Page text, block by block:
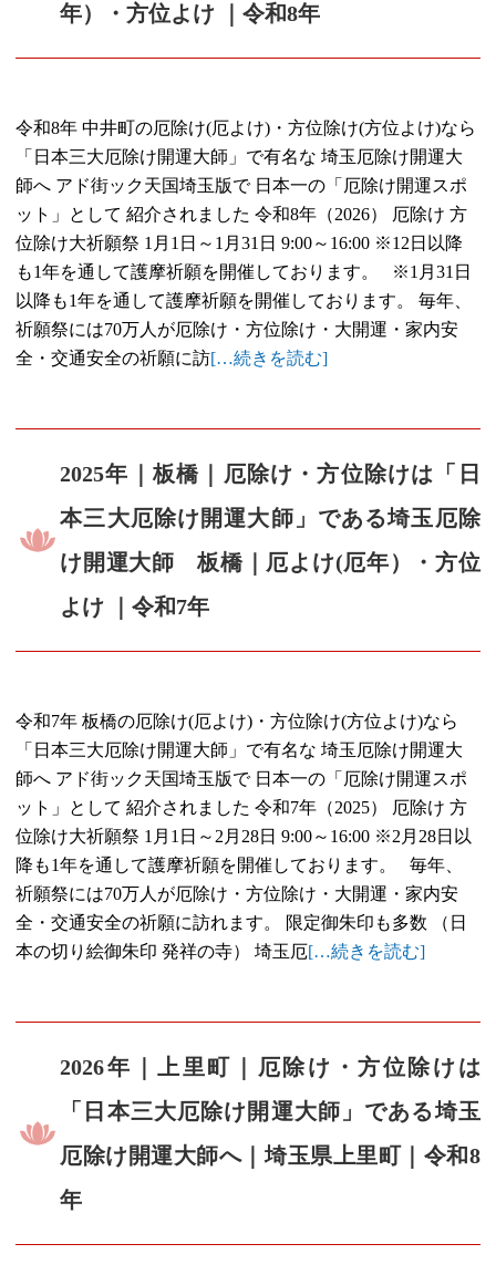
年）・方位よけ ｜令和8年
令和8年 中井町の厄除け(厄よけ)・方位除け(方位よけ)なら
「日本三大厄除け開運大師」で有名な 埼玉厄除け開運大
師へ アド街ック天国埼玉版で 日本一の「厄除け開運スポ
ット」として 紹介されました 令和8年（2026） 厄除け 方
位除け大祈願祭 1月1日～1月31日 9:00～16:00 ※12日以降
も1年を通して護摩祈願を開催しております。 ※1月31日
以降も1年を通して護摩祈願を開催しております。 毎年、
祈願祭には70万人が厄除け・方位除け・大開運・家内安
全・交通安全の祈願に訪[…続きを読む]
2025年｜板橋｜厄除け・方位除けは「日
本三大厄除け開運大師」である埼玉厄除
け開運大師 板橋｜厄よけ(厄年）・方位
よけ ｜令和7年
令和7年 板橋の厄除け(厄よけ)・方位除け(方位よけ)なら
「日本三大厄除け開運大師」で有名な 埼玉厄除け開運大
師へ アド街ック天国埼玉版で 日本一の「厄除け開運スポ
ット」として 紹介されました 令和7年（2025） 厄除け 方
位除け大祈願祭 1月1日～2月28日 9:00～16:00 ※2月28日以
降も1年を通して護摩祈願を開催しております。 毎年、
祈願祭には70万人が厄除け・方位除け・大開運・家内安
全・交通安全の祈願に訪れます。 限定御朱印も多数 （日
本の切り絵御朱印 発祥の寺） 埼玉厄[…続きを読む]
2026年｜上里町｜厄除け・方位除けは
「日本三大厄除け開運大師」である埼玉
厄除け開運大師へ｜埼玉県上里町｜令和8
年